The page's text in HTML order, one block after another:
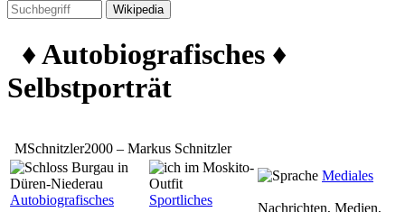
♦ Autobiografisches ♦
Selbstporträt
MSchnitzler2000 – Markus Schnitzler
Autobiografisches Sportliches
Mediales
Nachrichten, Medien,